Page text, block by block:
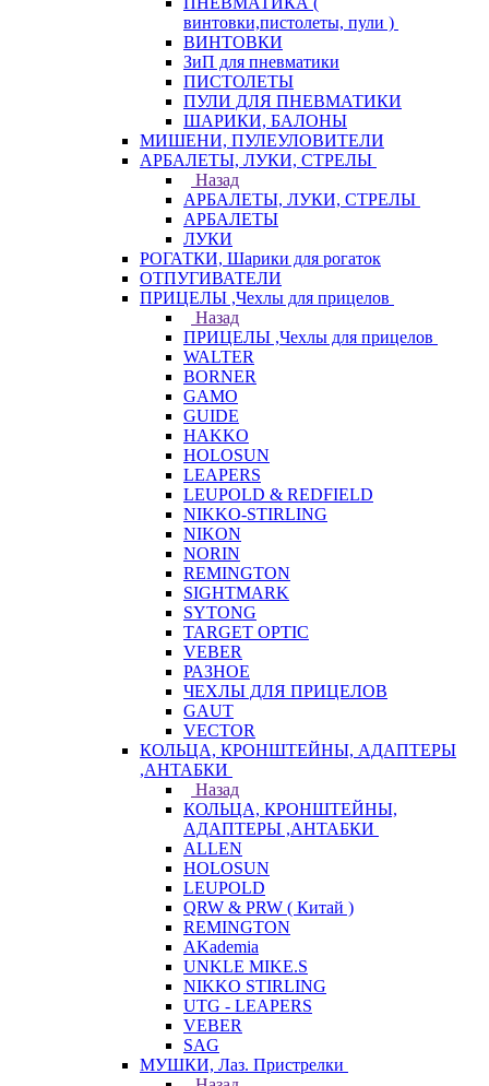
винтовки,пистолеты, пули )
ВИНТОВКИ
ЗиП для пневматики
ПИСТОЛЕТЫ
ПУЛИ ДЛЯ ПНЕВМАТИКИ
ШАРИКИ, БАЛОНЫ
МИШЕНИ, ПУЛЕУЛОВИТЕЛИ
АРБАЛЕТЫ, ЛУКИ, СТРЕЛЫ
Назад
АРБАЛЕТЫ, ЛУКИ, СТРЕЛЫ
АРБАЛЕТЫ
ЛУКИ
РОГАТКИ, Шарики для рогаток
ОТПУГИВАТЕЛИ
ПРИЦЕЛЫ ,Чехлы для прицелов
Назад
ПРИЦЕЛЫ ,Чехлы для прицелов
WALTER
BORNER
GAMO
GUIDE
HAKKO
HOLOSUN
LEAPERS
LEUPOLD & REDFIELD
NIKKO-STIRLING
NIKON
NORIN
REMINGTON
SIGHTMARK
SYTONG
TARGET OPTIC
VEBER
РАЗНОЕ
ЧЕХЛЫ ДЛЯ ПРИЦЕЛОВ
GAUT
VECTOR
КОЛЬЦА, КРОНШТЕЙНЫ, АДАПТЕРЫ
,АНТАБКИ
Назад
КОЛЬЦА, КРОНШТЕЙНЫ,
АДАПТЕРЫ ,АНТАБКИ
ALLEN
HOLOSUN
LEUPOLD
QRW & PRW ( Китай )
REMINGTON
AKademia
UNKLE MIKE.S
NIKKO STIRLING
UTG - LEAPERS
VEBER
SAG
МУШКИ, Лаз. Пристрелки